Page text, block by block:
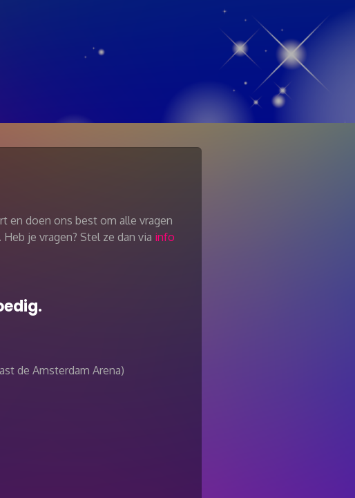
en doen ons best om alle vragen
je vragen? Stel ze dan via info
de Amsterdam Arena)